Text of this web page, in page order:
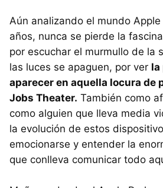
Aún analizando el mundo
años, nunca se pierde la
por escuchar el murmullo de la
las luces se apaguen, por ver la
aparecer en aquella locura de
Jobs Theater. También como
como alguien que lleva media
la evolución de estos
emocionarse y entender la
que conlleva comunicar todo